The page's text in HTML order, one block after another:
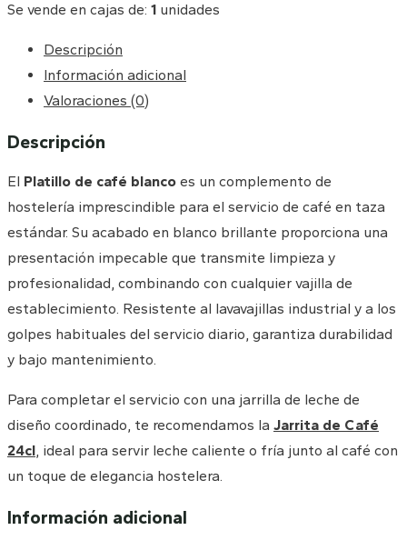
Se vende en cajas de: 1 unidades
Descripción
Información adicional
Valoraciones (0)
Descripción
El Platillo de café blanco es un complemento de
hostelería imprescindible para el servicio de café en taza
estándar. Su acabado en blanco brillante proporciona una
presentación impecable que transmite limpieza y
profesionalidad, combinando con cualquier vajilla de
establecimiento. Resistente al lavavajillas industrial y a los
golpes habituales del servicio diario, garantiza durabilidad
y bajo mantenimiento.
Para completar el servicio con una jarrilla de leche de
diseño coordinado, te recomendamos la Jarrita de Café
24cl, ideal para servir leche caliente o fría junto al café con
un toque de elegancia hostelera.
Información adicional